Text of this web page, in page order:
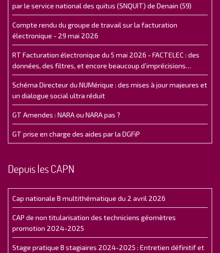
par le service national des quitus (SNQUIT) de Denain (59)
Compte rendu du groupe de travail sur la facturation
électronique - 29 mai 2026
RT Facturation électronique du 5 mai 2026 - FACTELEC : des
données, des filtres, et encore beaucoup d’imprécisions…
Schéma Directeur du NUMérique : des mises à jour majeures et
un dialogue social ultra réduit
GT Amendes : NARA ou NARA pas ?
GT prise en charge des aides par la DGFiP
Depuis les CAPN
Cap nationale B multithématique du 2 avril 2026
CAP de non titularisation des techniciens géomètres
promotion 2024-2025
Stage pratique B stagiaires 2024-2025 : Entretien définitif et